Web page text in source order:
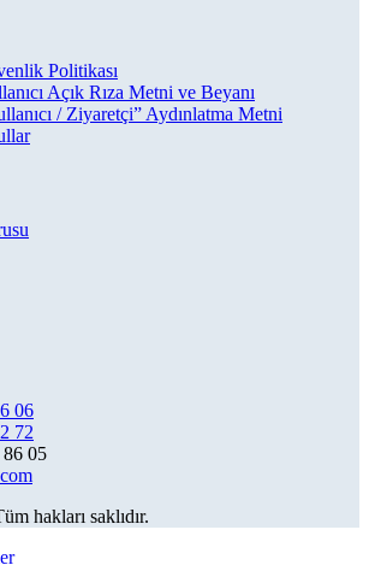
Politikası
Açık Rıza Metni ve Beyanı
/ Ziyaretçi” Aydınlatma Metni
06
72
05
hakları saklıdır.